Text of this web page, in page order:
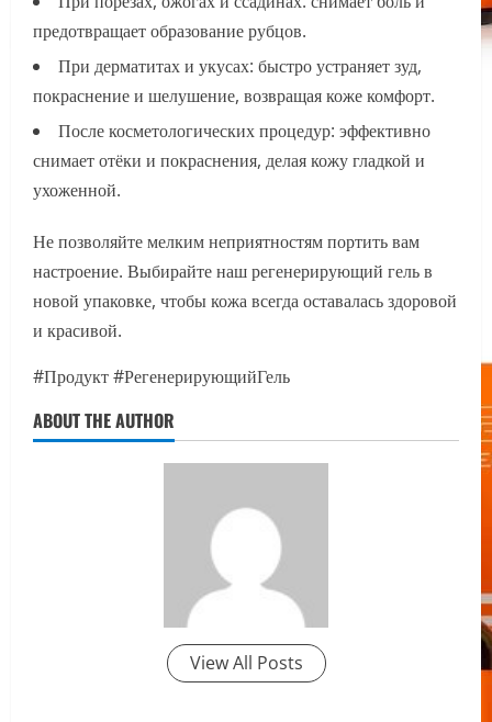
предотвращает образование рубцов.
При дерматитах и укусах: быстро устраняет зуд,
покраснение и шелушение, возвращая коже комфорт.
После косметологических процедур: эффективно
снимает отёки и покраснения, делая кожу гладкой и
ухоженной.
Не позволяйте мелким неприятностям портить вам
настроение. Выбирайте наш регенерирующий гель в
новой упаковке, чтобы кожа всегда оставалась здоровой
и красивой.
#Продукт #РегенерирующийГель
ABOUT THE AUTHOR
View All Posts